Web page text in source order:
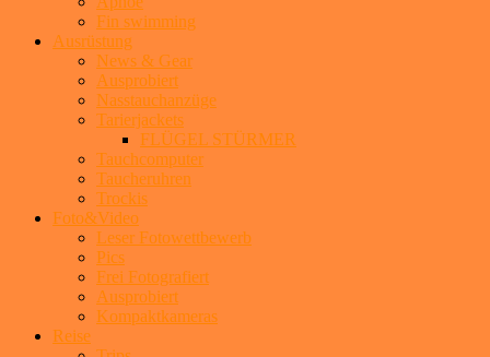
Fin swimming
Ausrüstung
News & Gear
Ausprobiert
Nasstauchanzüge
Tarierjackets
FLÜGEL STÜRMER
Tauchcomputer
Taucheruhren
Trockis
Foto&Video
Leser Fotowettbewerb
Pics
Frei Fotografiert
Ausprobiert
Kompaktkameras
Reise